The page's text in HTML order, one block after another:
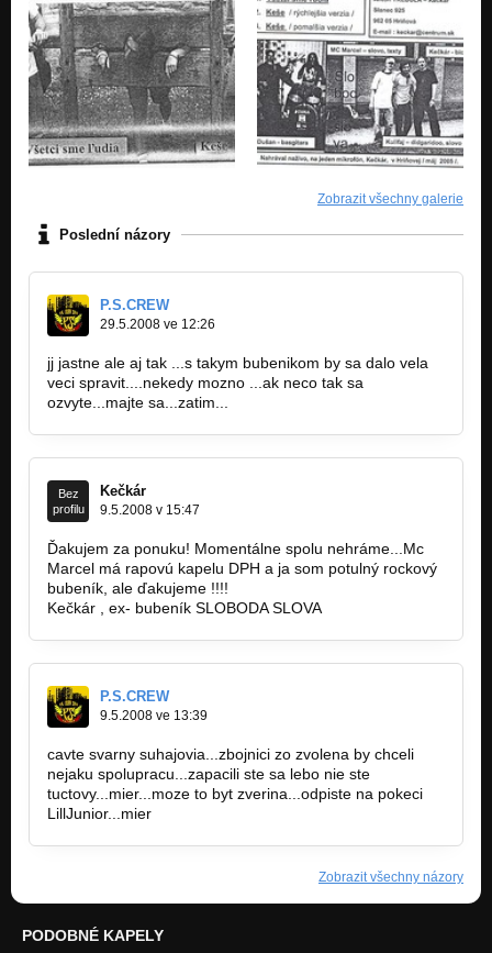
Zobrazit všechny galerie
Poslední názory
P.S.CREW
29.5.2008 ve 12:26
jj jastne ale aj tak ...s takym bubenikom by sa dalo vela
veci spravit....nekedy mozno ...ak neco tak sa
ozvyte...majte sa...zatim...
Bez
profilu
Kečkár
9.5.2008 v 15:47
Ďakujem za ponuku! Momentálne spolu nehráme...Mc
Marcel má rapovú kapelu DPH a ja som potulný rockový
bubeník, ale ďakujeme !!!!
Kečkár , ex- bubeník SLOBODA SLOVA
P.S.CREW
9.5.2008 ve 13:39
cavte svarny suhajovia...zbojnici zo zvolena by chceli
nejaku spolupracu...zapacili ste sa lebo nie ste
tuctovy...mier...moze to byt zverina...odpiste na pokeci
LillJunior...mier
Zobrazit všechny názory
PODOBNÉ KAPELY